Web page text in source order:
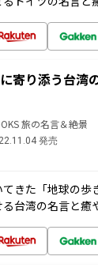
寄り添う台湾
旅の名言＆絶景
発売
きた「地球の歩
台湾の名言と癒